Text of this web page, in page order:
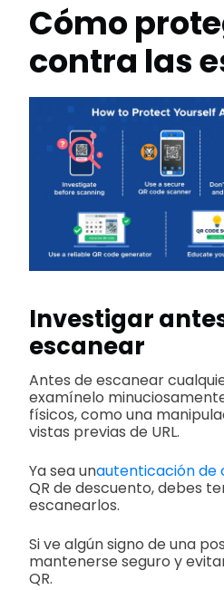
Cómo
contra las
Investigar
escanear
Antes de escanear
examínelo
físicos, como una
vistas previas de URL.
Ya sea unautenticación de
QR de descuento, debes
escanearlos.
Si ve algún signo de una
mantenerse seguro y
QR.